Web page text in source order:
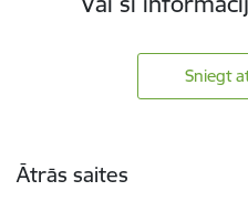
Sniegt
Ātrās saites